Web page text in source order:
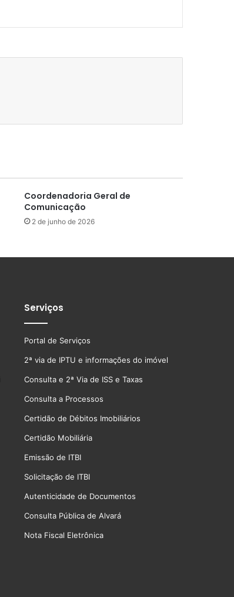
Coordenadoria Geral de
Comunicação
2 de junho de 2026
Serviços
Portal de Serviços
2ª via de IPTU e informações do imóvel
Consulta e 2ª Via de ISS e Taxas
Consulta a Processos
Certidão de Débitos Imobiliários
Certidão Mobiliária
Emissão de ITBI
Solicitação de ITBI
Autenticidade de Documentos
Consulta Pública de Alvará
Nota Fiscal Eletrônica